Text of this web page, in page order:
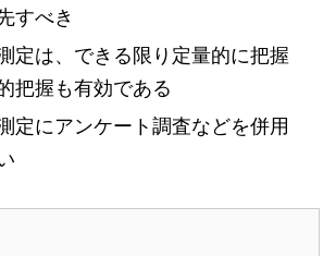
すべき
定は、できる限り定量的に把握
把握も有効である
定にアンケート調査などを併用